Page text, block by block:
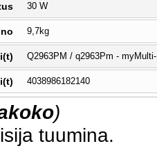
30 W
9,7kg
Q2963PM / q2963Pm -
4038986182140
)
tuumina.